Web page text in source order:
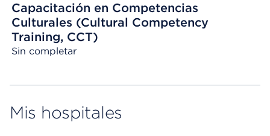
Capacitación en Competencias
Culturales (Cultural Competency
Training, CCT)
Sin completar
Mis hospitales